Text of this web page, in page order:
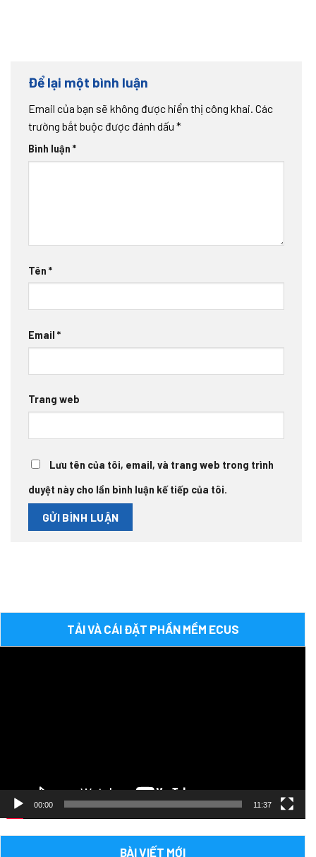
Để lại một bình luận
Email của bạn sẽ không được hiển thị công khai. Các
trường bắt buộc được đánh dấu *
Bình luận *
Tên *
Email *
Trang web
Lưu tên của tôi, email, và trang web trong trình
duyệt này cho lần bình luận kế tiếp của tôi.
TẢI VÀ CÁI ĐẶT PHẦN MỀM ECUS
00:00 11:37
BÀI VIẾT MỚI